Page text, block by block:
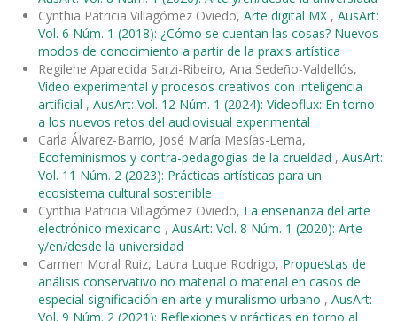
Cynthia Patricia Villagómez Oviedo, Arte digital MX , AusArt:
Vol. 6 Núm. 1 (2018): ¿Cómo se cuentan las cosas? Nuevos
modos de conocimiento a partir de la praxis artística
Regilene Aparecida Sarzi-Ribeiro, Ana Sedeño-Valdellós,
Vídeo experimental y procesos creativos con inteligencia
artificial , AusArt: Vol. 12 Núm. 1 (2024): Videoflux: En torno
a los nuevos retos del audiovisual experimental
Carla Álvarez-Barrio, José María Mesías-Lema,
Ecofeminismos y contra-pedagogías de la crueldad , AusArt:
Vol. 11 Núm. 2 (2023): Prácticas artísticas para un
ecosistema cultural sostenible
Cynthia Patricia Villagómez Oviedo, La enseñanza del arte
electrónico mexicano , AusArt: Vol. 8 Núm. 1 (2020): Arte
y/en/desde la universidad
Carmen Moral Ruiz, Laura Luque Rodrigo, Propuestas de
análisis conservativo no material o material en casos de
especial significación en arte y muralismo urbano , AusArt:
Vol. 9 Núm. 2 (2021): Reflexiones y prácticas en torno al